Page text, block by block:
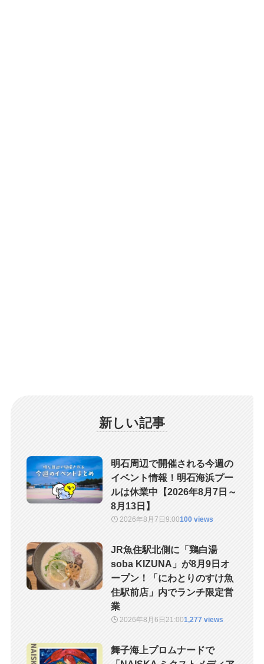
新しい記事
明石周辺で開催される今週の
イベント情報！明石海浜プー
ルは休業中【2026年8月7日～
8月13日】
2026年8月7日9:00100 views
JR魚住駅北側に「鶏白湯
soba KIZUNA」が8月9日オ
ープン！「にわとりのすけ魚
住駅前店」内でランチ限定営
業
2026年8月6日21:001,277 views
舞子海上プロムナードで